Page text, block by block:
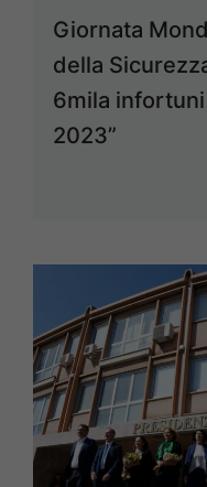
Giornata
della
6mila
2023”